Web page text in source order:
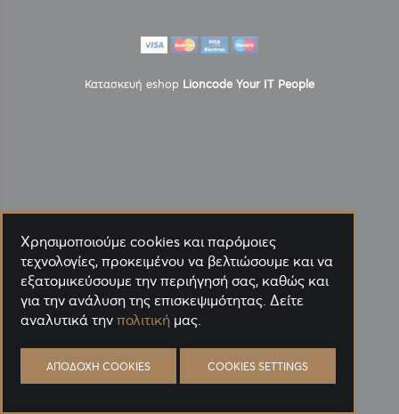
Κατασκευή eshop Lioncode Your IT People
Χρησιμοποιούμε cookies και παρόμοιες
τεχνολογίες, προκειμένου να βελτιώσουμε και να
εξατομικεύσουμε την περιήγησή σας, καθώς και
για την ανάλυση της επισκεψιμότητας. Δείτε
αναλυτικά την πολιτική μας.
ΑΠΟΔΟΧΉ COOKIES COOKIES SETTINGS